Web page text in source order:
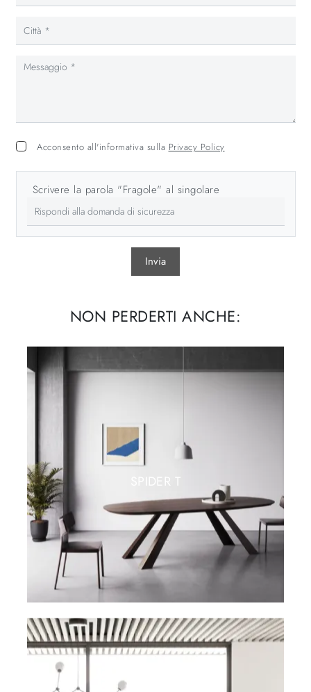
Acconsento all'informativa sulla Privacy Policy
Scrivere la parola "Fragole" al singolare
Invia
NON PERDERTI ANCHE:
SPIDER T